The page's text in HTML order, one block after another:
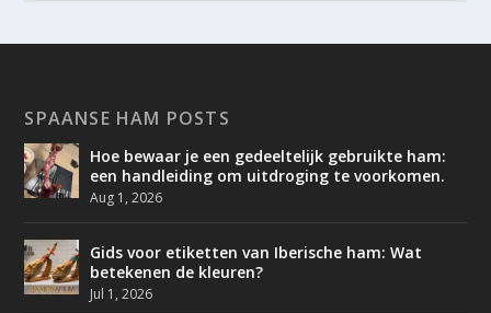
SPAANSE HAM POSTS
Hoe bewaar je een gedeeltelijk gebruikte ham:
een handleiding om uitdroging te voorkomen.
Aug 1, 2026
Gids voor etiketten van Iberische ham: Wat
betekenen de kleuren?
Jul 1, 2026